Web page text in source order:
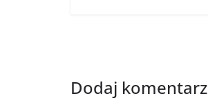
Dodaj komentarz